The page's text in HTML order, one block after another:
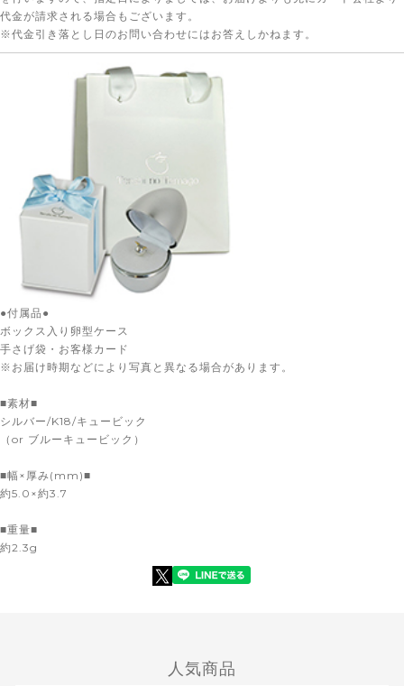
代金が請求される場合もございます。
※代金引き落とし日のお問い合わせにはお答えしかねます。
●付属品●
ボックス入り卵型ケース
手さげ袋・お客様カード
※お届け時期などにより写真と異なる場合があります。
■素材■
シルバー/K18/キュービック
（or ブルーキュービック）
■幅×厚み(mm)■
約5.0×約3.7
■重量■
約2.3g
人気商品